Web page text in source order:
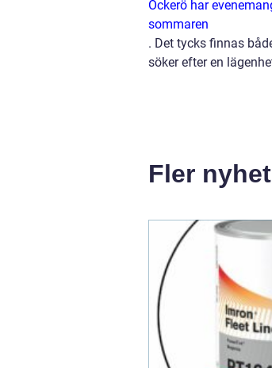
Öckerö har
sommaren
. Det tycks finnas
söker efter en
Fler